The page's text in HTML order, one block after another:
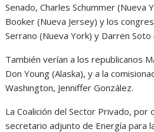
Senado, Charles Schummer (Nueva
Booker (Nueva Jersey) y los
Serrano (Nueva York) y Darren
También verían a los republicanos
Don Young (Alaska), y a la
Washington, Jenniffer González.
La Coalición del Sector Privado, por
secretario adjunto de Energía para